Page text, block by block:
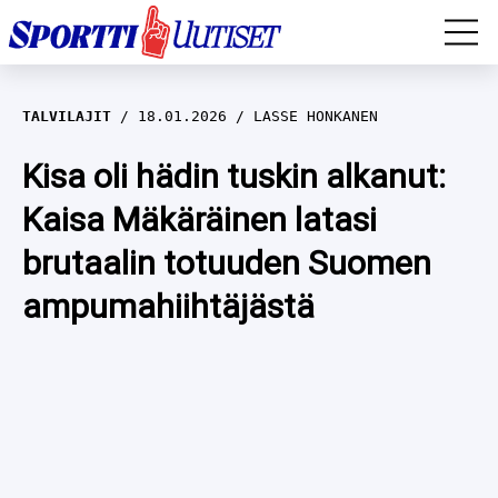
EM-YLEISURHEILU
JÄÄKIEKKO
YLEISURHEILU
WILMA HELTELÄ
TALVILAJIT
TALVILAJIT 18.01.2026 LASSE HONKANEN
Kisa oli hädin tuskin alkanut:
Kaisa Mäkäräinen latasi
brutaalin totuuden Suomen
ampumahiihtäjästä